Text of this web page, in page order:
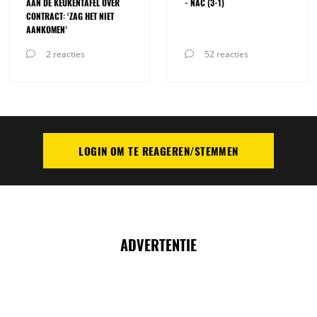
CONTRACT: ‘ZAG HET NIET
AANKOMEN’
2 reacties 52 reacties
PLAATS REACTIELOGIN OM TE REAGEREN/STEMMEN
ADVERTENTIE